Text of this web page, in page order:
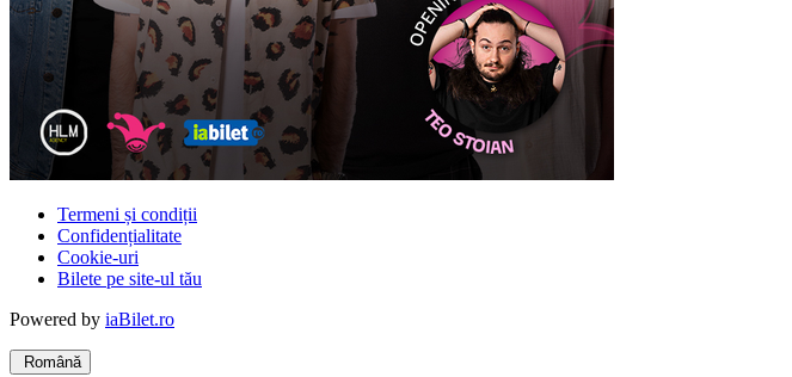
Termeni și condiții
Confidențialitate
Cookie-uri
Bilete pe site-ul tău
Powered by iaBilet.ro
Română